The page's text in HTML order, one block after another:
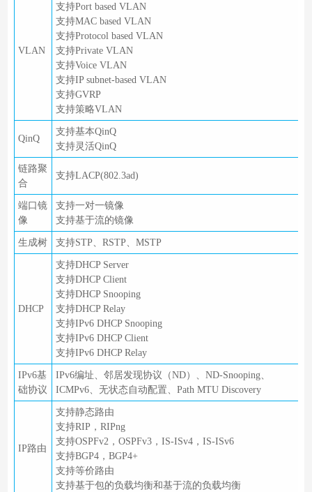
VLAN
支持Port based VLAN
支持MAC based VLAN
支持Protocol based VLAN
支持Private VLAN
支持Voice VLAN
支持IP subnet-based VLAN
支持GVRP
支持策略VLAN
QinQ
支持基本QinQ
支持灵活QinQ
链路聚
合
支持LACP(802.3ad)
端口镜
像
支持一对一镜像
支持基于流的镜像
生成树 支持STP、RSTP、MSTP
DHCP
支持DHCP Server
支持DHCP Client
支持DHCP Snooping
支持DHCP Relay
支持IPv6 DHCP Snooping
支持IPv6 DHCP Client
支持IPv6 DHCP Relay
IPv6基
础协议
IPv6编址、邻居发现协议（ND）、ND-Snooping、
ICMPv6、无状态自动配置、Path MTU Discovery
IP路由
支持静态路由
支持RIP，RIPng
支持OSPFv2，OSPFv3，IS-ISv4，IS-ISv6
支持BGP4，BGP4+
支持等价路由
支持基于包的负载均衡和基于流的负载均衡